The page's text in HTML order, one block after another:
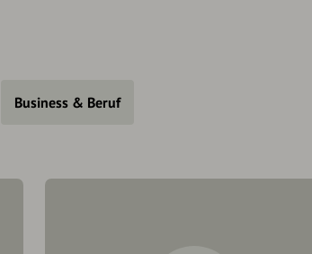
Business & Beruf